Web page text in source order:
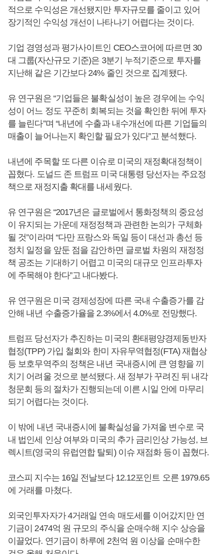
적으로 수익성은 개선됐지만 투자규모를 줄이고 있어
장기적인 수익성 개선이 나타나기 어렵다는 것이다.
기업 경영성과 평가사이트인 CEO스코어에 따르면 30
대 그룹(자산규모 기준)은 3분기 누적기준으로 투자를
지난해 같은 기간보다 24% 줄인 것으로 집계됐다.
유 연구원은 “기업들은 불확실성이 높은 경우에는 수익
성이 어느 정도 꾸준히 회복되는 것을 확인한 뒤에 투자
를 늘린다”며 “내년에 수출과 내수개선에 따른 기업들의
매출이 늘어나는지 확인할 필요가 있다”고 분석했다.
내년에 주목할 또 다른 이슈로 미국의 재정확대정책이
꼽혔다. 도널드 존 트럼프 미국 대통령 당선자는 주요정
책으로 재정지출 확대를 내세웠다.
유 연구원은 “2017년은 글로벌에서 통화정책의 중요성
이 유지되는 가운데 재정정책과 관련한 논의가 구체화
될 것”이라며 “다만 프랑스와 독일 등이 대선과 총선 등
정치 일정을 앞둔 점을 감안하면 글로벌 차원의 재정정
책 공조는 기대하기 어렵고 미국의 대규모 인프라투자
에 주목해야 한다”고 내다봤다.
유 연구원은 미국 경제성장에 따른 국내 수출증가를 감
안해 내년 수출증가율을 2.3%에서 4.0%로 전망했다.
트럼프 당선자가 추진하는 미국의 환태평양경제동반자
협정(TPP) 가입 철회와 한미 자유무역협정(FTA) 재협상
등 보호무역주의 정책은 내년 국내증시에 큰 영향을 끼
치기 어려울 것으로 분석됐다. 새 정부가 꾸려진 뒤 내각
청문회 등의 절차가 진행되는데 이른 시일 안에 마무리
되기 어렵다는 것이다.
이 밖에 내년 국내증시에 불확실성을 가져올 변수로 국
내 법인세 인상 여부와 미국의 추가 금리인상 가능성, 브
렉시트(영국의 유럽연합 탈퇴) 이슈 재점화 등이 꼽혔다.
코스피 지수는 16일 전날보다 12.12포인트 오른 1979.65
에 거래를 마쳤다.
외국인투자자가 4거래일 연속 매도세를 이어갔지만 연
기금이 2474억 원 규모의 주식을 순매수해 지수 상승을
이끌었다. 연기금이 하루에 2천억 원 이상을 순매수한